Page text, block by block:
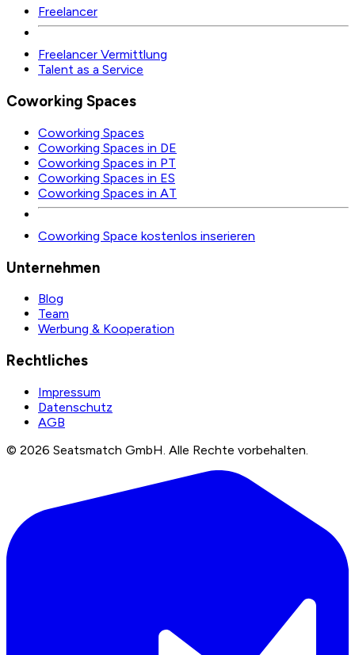
Freelancer
Freelancer Vermittlung
Talent as a Service
Coworking Spaces
Coworking Spaces
Coworking Spaces in DE
Coworking Spaces in PT
Coworking Spaces in ES
Coworking Spaces in AT
Coworking Space kostenlos inserieren
Unternehmen
Blog
Team
Werbung & Kooperation
Rechtliches
Impressum
Datenschutz
AGB
© 2026 Seatsmatch GmbH. Alle Rechte vorbehalten.